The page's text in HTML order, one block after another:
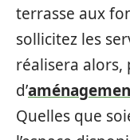
terrasse aux
sollicitez les
réalisera alors,
d’
Quelles que